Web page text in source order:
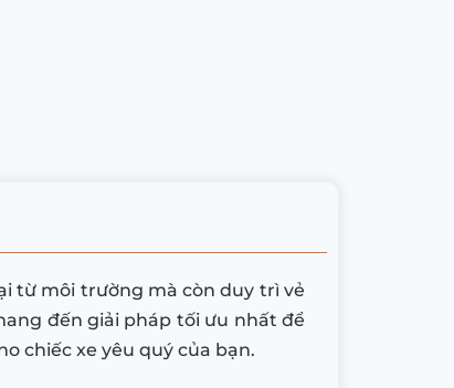
từ môi trường mà còn duy trì vẻ
đến giải pháp tối ưu nhất để
chiếc xe yêu quý của bạn.